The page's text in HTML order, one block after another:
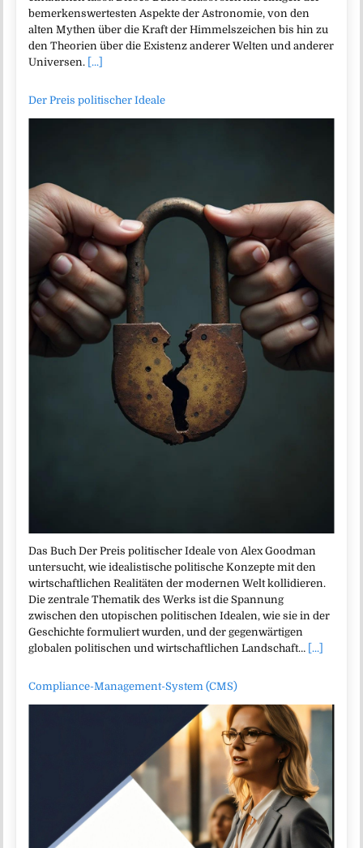
bemerkenswertesten Aspekte der Astronomie, von den
alten Mythen über die Kraft der Himmelszeichen bis hin zu
den Theorien über die Existenz anderer Welten und anderer
Universen. [...]
Der Preis politischer Ideale
Das Buch Der Preis politischer Ideale von Alex Goodman
untersucht, wie idealistische politische Konzepte mit den
wirtschaftlichen Realitäten der modernen Welt kollidieren.
Die zentrale Thematik des Werks ist die Spannung
zwischen den utopischen politischen Idealen, wie sie in der
Geschichte formuliert wurden, und der gegenwärtigen
globalen politischen und wirtschaftlichen Landschaft… [...]
Compliance-Management-System (CMS)